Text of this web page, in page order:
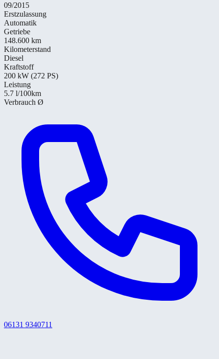
09/2015
Erstzulassung
Automatik
Getriebe
148.600 km
Kilometerstand
Diesel
Kraftstoff
200 kW (272 PS)
Leistung
5.7 l/100km
Verbrauch Ø
06131 9340711